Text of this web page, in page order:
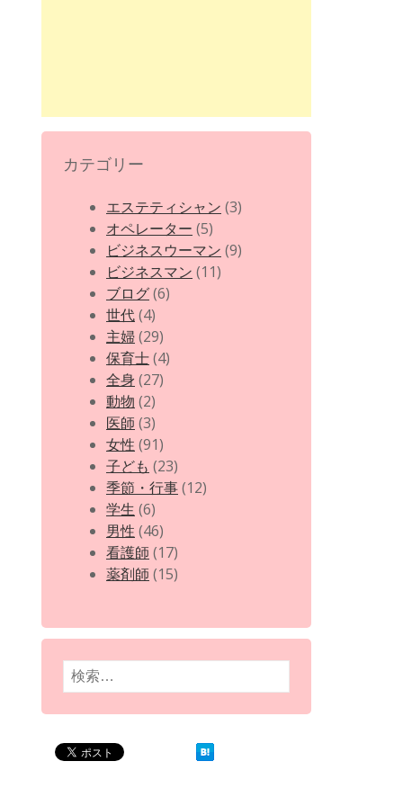
カテゴリー
エステティシャン (3)
オペレーター (5)
ビジネスウーマン (9)
ビジネスマン (11)
ブログ(6)
世代(4)
主婦(29)
保育士(4)
全身 (27)
動物 (2)
医師 (3)
女性 (91)
子ども (23)
季節・行事(12)
学生 (6)
男性 (46)
看護師 (17)
薬剤師 (15)
検
索: